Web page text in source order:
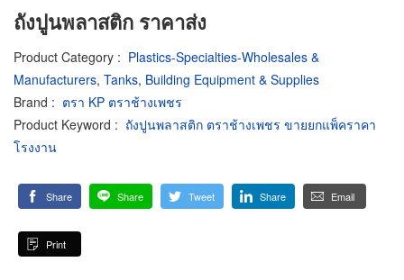
ถังปูนพลาสติก ราคาส่ง
Product Category : Plastics-Specialties-Wholesales &
Manufacturers, Tanks, Building Equipment & Supplies
Brand : ตรา KP ตราช้างเพชร
Product Keyword : ถังปูนพลาสติก ตราช้างเพชร ขายยกแพ็คราคา
โรงงาน
Share Share Tweet Share Email
Print